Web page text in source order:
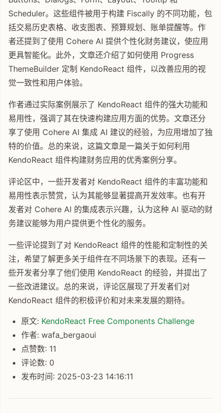
Scheduler。这些组件被用于构建 Fiscally 的不同功能，包
括交易历史表格、收支图表、预算规划、账单提醒等。作
者还提到了使用 Cohere AI 提供个性化财务建议，使应用
更具智能化。此外，文章还介绍了如何使用 Progress
ThemeBuilder 定制 KendoReact 组件，以改善应用的视
觉一致性和用户体验。
作者通过实际案例展示了 KendoReact 组件的强大功能和
易用性，强调了其在快速构建应用方面的优势。文章还分
享了使用 Cohere AI 集成 AI 建议的经验，为应用增加了独
特的价值。总的来说，这篇文章是一篇关于如何利用
KendoReact 组件构建财务应用的优秀案例分享。
评论区中，一些开发者对 KendoReact 组件的丰富功能和
易用性表示赞赏，认为其能够显著提高开发效率。也有开
发者对 Cohere AI 的集成表示兴趣，认为这种 AI 驱动的财
务建议能够为用户提供更个性化的服务。
一些评论提到了对 KendoReact 组件的性能和定制性的关
注，希望了解更多关于组件在不同场景下的表现。还有一
些开发者分享了他们使用 KendoReact 的经验，并提出了
一些改进建议。总的来说，评论区展现了开发者们对
KendoReact 组件的积极评价和对未来发展的期待。
原文: KendoReact Free Components Challenge
作者: wafa_bergaoui
点赞数: 11
评论数: 0
发布时间: 2025-03-23 14:16:11